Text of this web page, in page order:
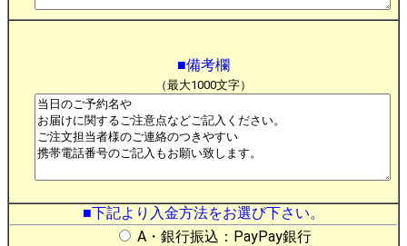
■備考欄
（最大1000文字）
■下記より入金方法をお選び下さい。
A・銀行振込：PayPay銀行